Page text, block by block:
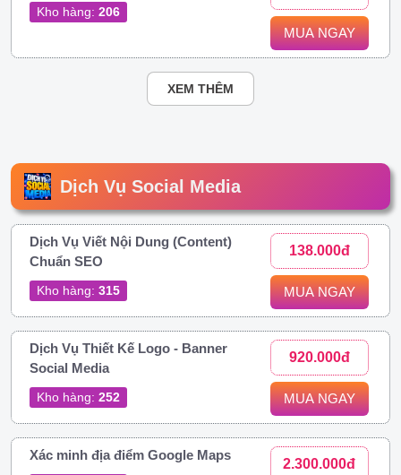
Kho hàng: 206
MUA NGAY
XEM THÊM
Dịch Vụ Social Media
Dịch Vụ Viết Nội Dung (Content)
Chuẩn SEO
Kho hàng: 315
138.000đ
MUA NGAY
Dịch Vụ Thiết Kế Logo - Banner
Social Media
Kho hàng: 252
920.000đ
MUA NGAY
Xác minh địa điểm Google Maps
2.300.000đ